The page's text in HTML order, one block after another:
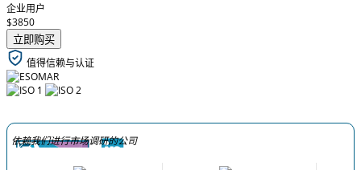
企业用户
$3850
立即购买
值得信赖与认证
依赖我们进行市场调研的公司